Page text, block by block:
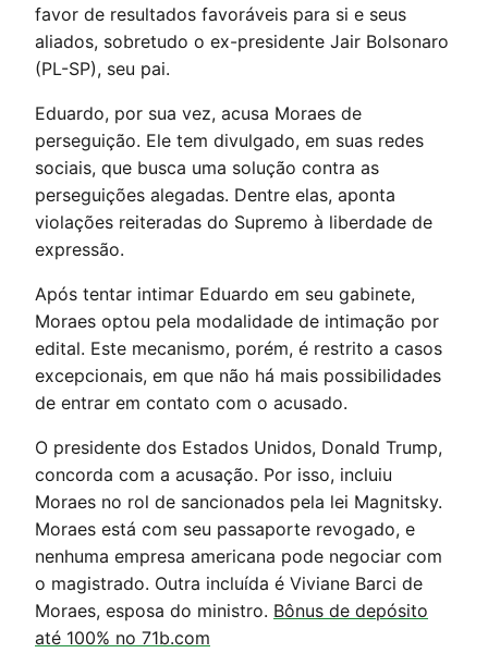
favor de resultados favoráveis para si e seus
aliados, sobretudo o ex-presidente Jair Bolsonaro
(PL-SP), seu pai.
Eduardo, por sua vez, acusa Moraes de
perseguição. Ele tem divulgado, em suas redes
sociais, que busca uma solução contra as
perseguições alegadas. Dentre elas, aponta
violações reiteradas do Supremo à liberdade de
expressão.
Após tentar intimar Eduardo em seu gabinete,
Moraes optou pela modalidade de intimação por
edital. Este mecanismo, porém, é restrito a casos
excepcionais, em que não há mais possibilidades
de entrar em contato com o acusado.
O presidente dos Estados Unidos, Donald Trump,
concorda com a acusação. Por isso, incluiu
Moraes no rol de sancionados pela lei Magnitsky.
Moraes está com seu passaporte revogado, e
nenhuma empresa americana pode negociar com
o magistrado. Outra incluída é Viviane Barci de
Moraes, esposa do ministro. Bônus de depósito
até 100% no 71b.com